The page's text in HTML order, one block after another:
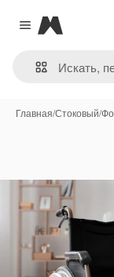
Close menu
Magnific
Главная/Стоковый/